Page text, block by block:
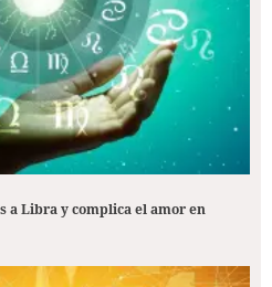
a Libra y complica el amor en